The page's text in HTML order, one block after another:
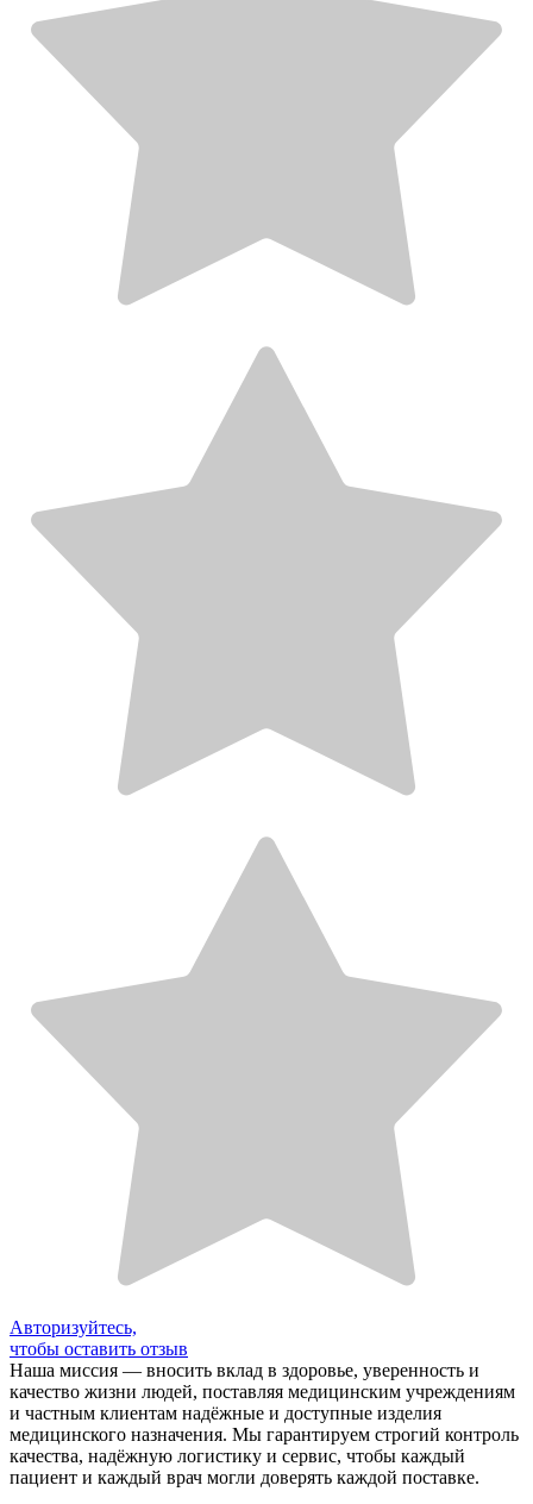
Авторизуйтесь,
чтобы оставить отзыв
Наша миссия — вносить вклад в здоровье, уверенность и
качество жизни людей, поставляя медицинским учреждениям
и частным клиентам надёжные и доступные изделия
медицинского назначения. Мы гарантируем строгий контроль
качества, надёжную логистику и сервис, чтобы каждый
пациент и каждый врач могли доверять каждой поставке.